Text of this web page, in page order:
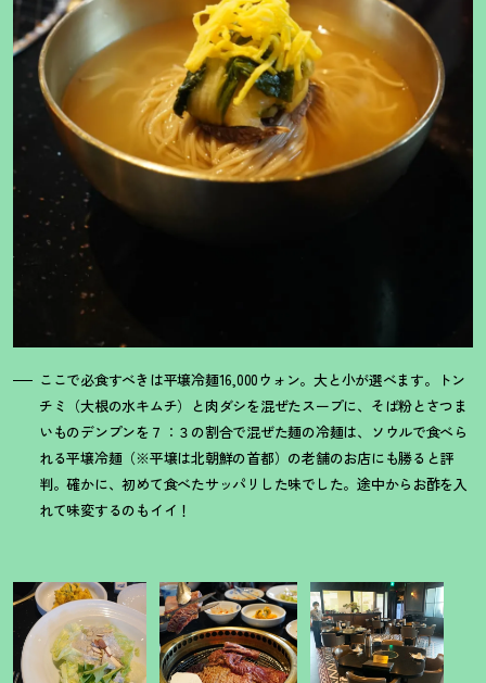
ここで必食すべきは平壌冷麺16,000ウォン。大と小が選べます。トン
チミ（大根の水キムチ）と肉ダシを混ぜたスープに、そば粉とさつま
いものデンプンを７：３の割合で混ぜた麺の冷麺は、ソウルで食べら
れる平壌冷麺（※平壌は北朝鮮の首都）の老舗のお店にも勝ると評
判。確かに、初めて食べたサッパリした味でした。途中からお酢を入
れて味変するのもイイ ！